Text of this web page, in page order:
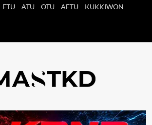
ETU ATU OTU AFTU
KUKKIWON